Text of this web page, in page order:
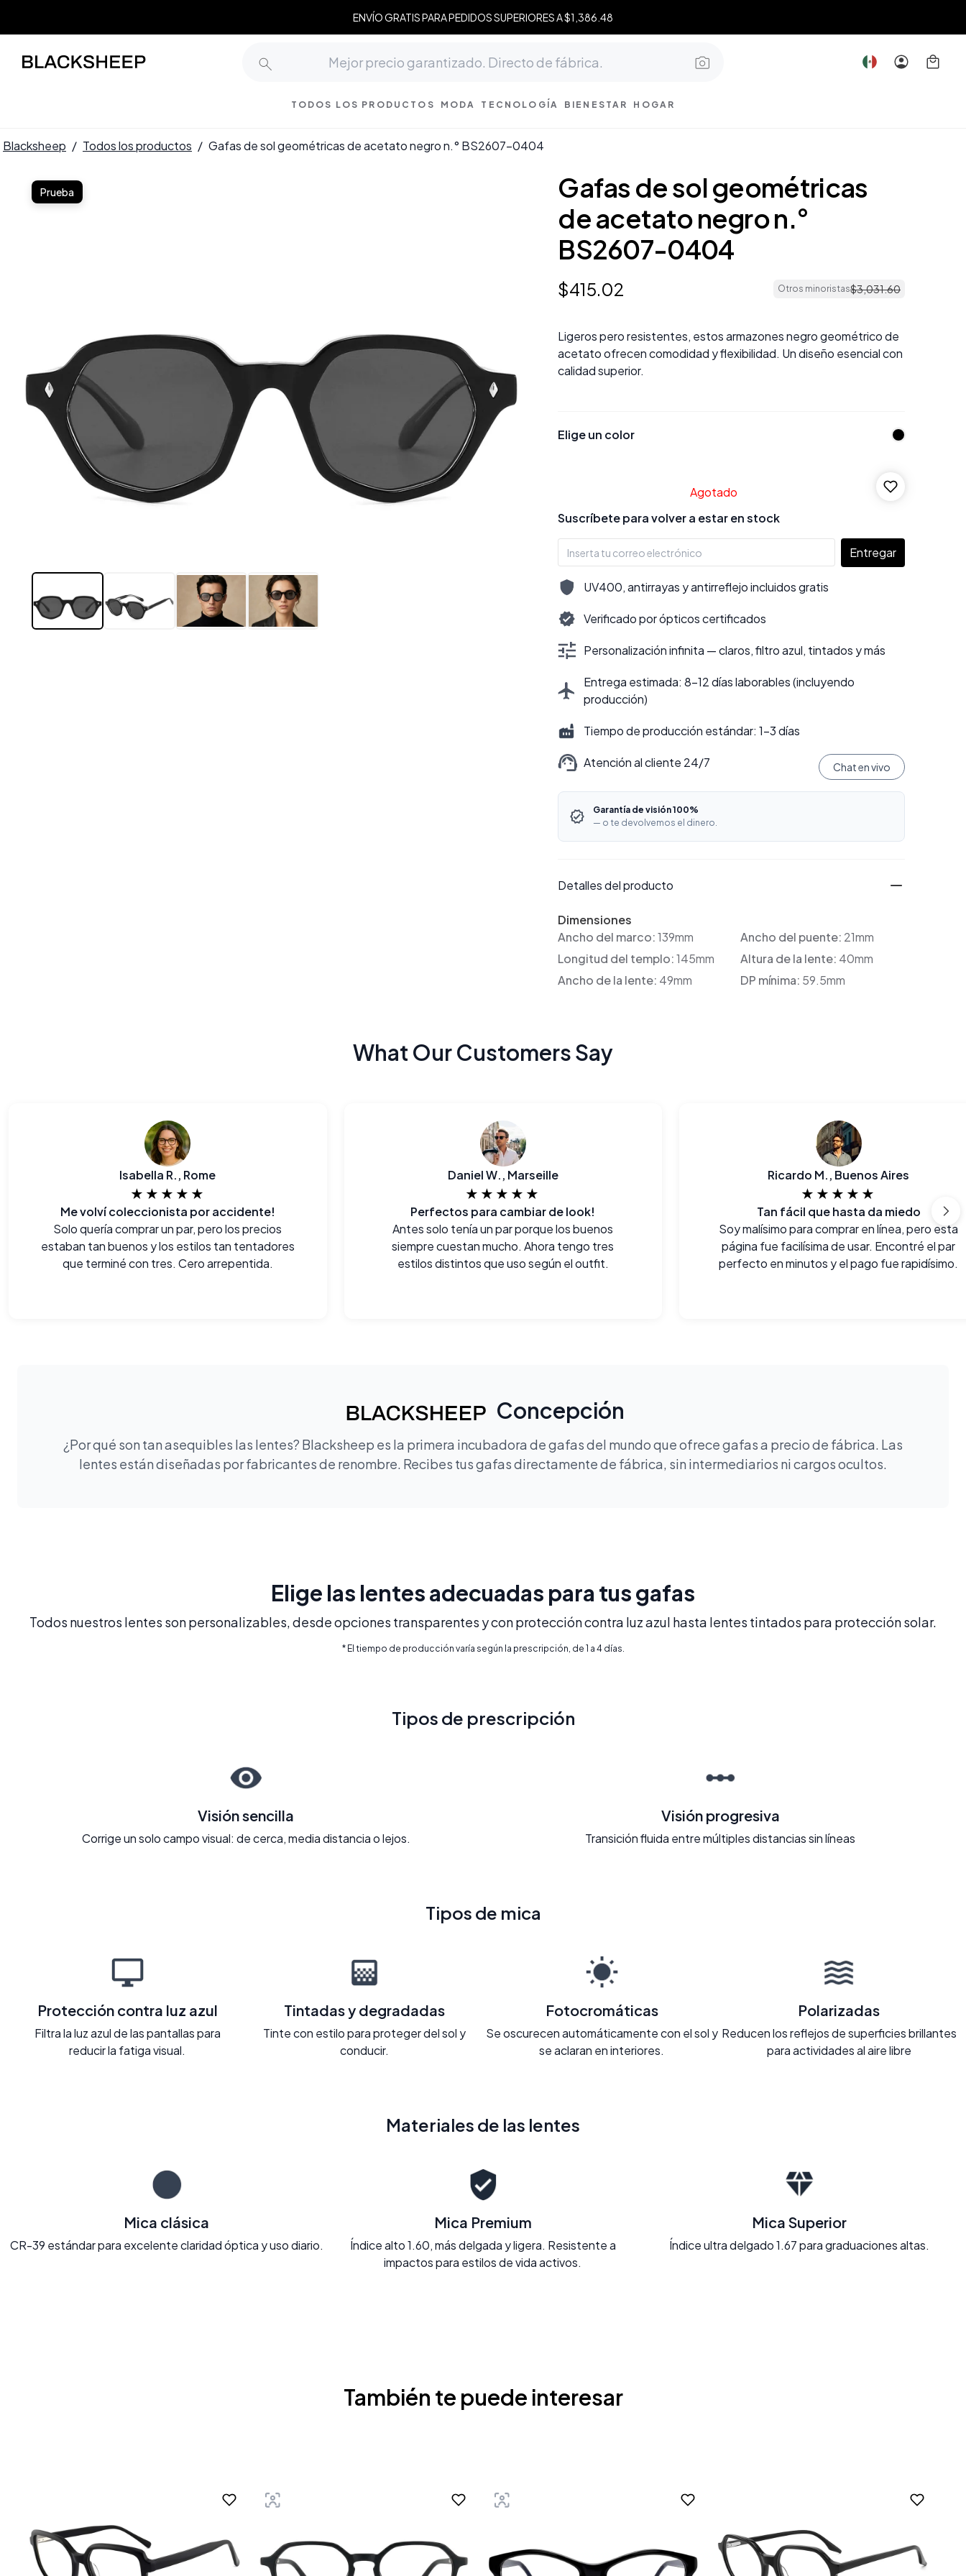
ENVÍO GRATIS PARA PEDIDOS SUPERIORES A $1,386.48
TODOS LOS PRODUCTOS MODA TECNOLOGÍA BIENESTAR HOGAR
Blacksheep / Todos los productos / Gafas de sol geométricas de acetato negro n.° BS2607-0404
Prueba
Gafas de sol geométricas
de acetato negro n.°
BS2607-0404
$415.02 Otros minoristas$3,031.60
Ligeros pero resistentes, estos armazones negro geométrico de
acetato ofrecen comodidad y flexibilidad. Un diseño esencial con
calidad superior.
Elige un color
Agotado
Suscríbete para volver a estar en stock
Entregar
UV400, antirrayas y antirreflejo incluidos gratis
Verificado por ópticos certificados
Personalización infinita — claros, filtro azul, tintados y más
Entrega estimada: 8–12 días laborables (incluyendo
producción)
Tiempo de producción estándar: 1–3 días
Atención al cliente 24/7 Chat en vivo
Garantía de visión 100%
— o te devolvemos el dinero.
Detalles del producto
Dimensiones
Ancho del marco:139mm Ancho del puente: 21mm
Longitud del templo:145mm Altura de la lente: 40mm
Ancho de la lente: 49mm DP mínima: 59.5mm
What Our Customers Say
Isabella R., Rome
★★★★★
Me volví coleccionista por accidente!
Solo quería comprar un par, pero los precios
estaban tan buenos y los estilos tan tentadores
que terminé con tres. Cero arrepentida.
Daniel W., Marseille
★★★★★
Perfectos para cambiar de look!
Antes solo tenía un par porque los buenos
siempre cuestan mucho. Ahora tengo tres
estilos distintos que uso según el outfit.
Ricardo M., Buenos Aires
★★★★★
Tan fácil que hasta da miedo
Soy malísimo para comprar en línea, pero esta
página fue facilísima de usar. Encontré el par
perfecto en minutos y el pago fue rapidísimo.
Concepción
¿Por qué son tan asequibles las lentes? Blacksheep es la primera incubadora de gafas del mundo que ofrece gafas a precio de fábrica. Las
lentes están diseñadas por fabricantes de renombre. Recibes tus gafas directamente de fábrica, sin intermediarios ni cargos ocultos.
Elige las lentes adecuadas para tus gafas
Todos nuestros lentes son personalizables, desde opciones transparentes y con protección contra luz azul hasta lentes tintados para protección solar.
* El tiempo de producción varía según la prescripción, de 1 a 4 días.
Tipos de prescripción
Visión sencilla
Corrige un solo campo visual: de cerca, media distancia o lejos.
Visión progresiva
Transición fluida entre múltiples distancias sin líneas
Tipos de mica
Protección contra luz azul
Filtra la luz azul de las pantallas para
reducir la fatiga visual.
Tintadas y degradadas
Tinte con estilo para proteger del sol y
conducir.
Fotocromáticas
Se oscurecen automáticamente con el sol y
se aclaran en interiores.
Polarizadas
Reducen los reflejos de superficies brillantes
para actividades al aire libre
Materiales de las lentes
Mica clásica
CR-39 estándar para excelente claridad óptica y uso diario.
Mica Premium
Índice alto 1.60, más delgada y ligera. Resistente a
impactos para estilos de vida activos.
Mica Superior
Índice ultra delgado 1.67 para graduaciones altas.
También te puede interesar